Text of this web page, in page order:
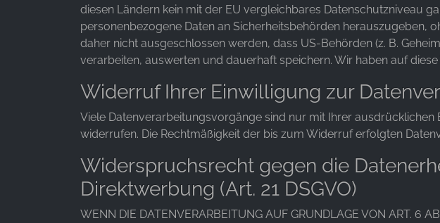
diesen Ländern kein mit der EU vergleichbares Datenschutzniveau
personenbezogene Daten an Sicherheitsbehörden herauszugeben,
daher nicht ausgeschlossen werden, dass US-Behörden (z. B.
verarbeiten, auswerten und dauerhaft speichern. Wir haben auf
Widerruf Ihrer Einwilligung zur
Viele Datenverarbeitungsvorgänge sind nur mit Ihrer
widerrufen. Die Rechtmäßigkeit der bis zum Widerruf erfolgten
Widerspruchsrecht gegen die
Direktwerbung (Art. 21 DSGVO)
WENN DIE DATENVERARBEITUNG AUF GRUNDLAGE VON ART. 6